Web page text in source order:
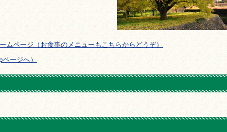
ムページ（お食事のメニューもこちらからどうぞ）
ージへ）